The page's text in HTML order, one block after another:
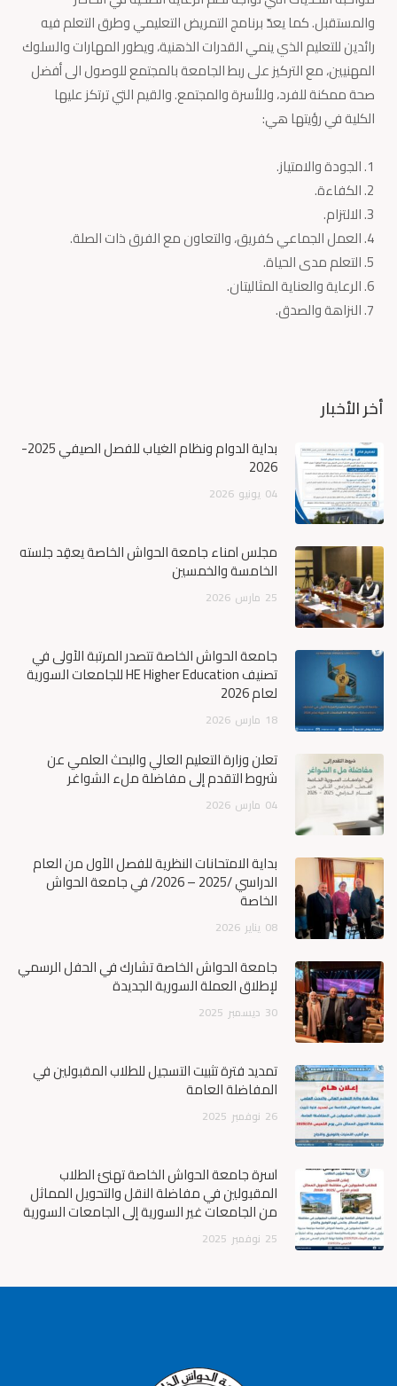
والمستقبل. كما يعدّ برنامج التمريض التعليمي وطرق التعلم فيه
رائدين للتعليم الذي ينمي القدرات الذهنية، ويطور المهارات والسلوك
المهنيين، مع التركيز على ربط الجامعة بالمجتمع للوصول الى أفضل
صحة ممكنة للفرد، وللأسرة والمجتمع. والقيم التي ترتكز عليها
الكلية في رؤيتها هي:
الجودة والامتياز.
الكفاءة.
الالتزام.
العمل الجماعي كفريق، والتعاون مع الفرق ذات الصلة.
التعلم مدى الحياة.
الرعاية والعناية المثاليتان.
النزاهة والصدق.
أخر الأخبار
بداية الدوام ونظام الغياب للفصل الصيفي 2025-
2026
04 يونيو 2026
مجلس أمناء جامعة الحواش الخاصة يعقِد جلسته
الخامسة والخمسين
25 مارس 2026
جامعة الحواش الخاصة تتصدر المرتبة الأولى في
تصنيف HE Higher Education للجامعات السورية
لعام 2026
18 مارس 2026
تعلن وزارة التعليم العالي والبحث العلمي عن
شروط التقدم إلى مفاضلة ملء الشواغر
04 مارس 2026
بداية الامتحانات النظرية للفصل الأول من العام
الدراسي /2025 – 2026/ في جامعة الحواش
الخاصة
08 يناير 2026
جامعة الحواش الخاصة تشارك في الحفل الرسمي
لإطلاق العملة السورية الجديدة
30 ديسمبر 2025
تمديد فترة تثبيت التسجيل للطلاب المقبولين في
المفاضلة العامة
26 نوفمبر 2025
أسرة جامعة الحواش الخاصة تهنئ الطلاب
المقبولين في مفاضلة النقل والتحويل المماثل
من الجامعات غير السورية إلى الجامعات السورية
25 نوفمبر 2025